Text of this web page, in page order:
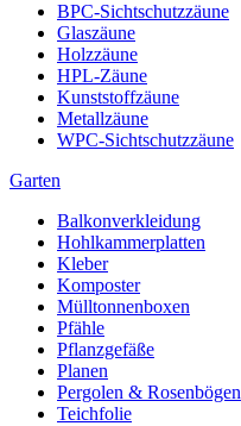
BPC-Sichtschutzzäune
Glaszäune
Holzzäune
HPL-Zäune
Kunststoffzäune
Metallzäune
WPC-Sichtschutzzäune
Garten
Balkonverkleidung
Hohlkammerplatten
Kleber
Komposter
Mülltonnenboxen
Pfähle
Pflanzgefäße
Planen
Pergolen & Rosenbögen
Teichfolie